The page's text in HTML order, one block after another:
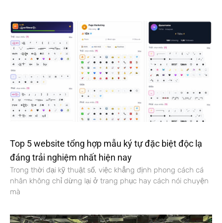
Top 5 website tổng hợp mẫu ký tự đặc biệt độc lạ
đáng trải nghiệm nhất hiện nay
Trong thời đại kỹ thuật số, việc khẳng định phong cách cá
nhân không chỉ dừng lại ở trang phục hay cách nói chuyện
mà